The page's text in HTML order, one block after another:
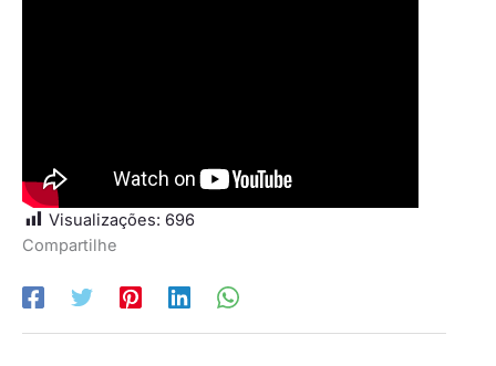
Visualizações: 696
Compartilhe